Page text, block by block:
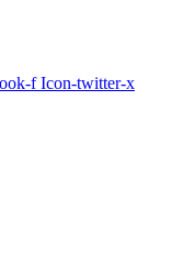
f Icon-twitter-x